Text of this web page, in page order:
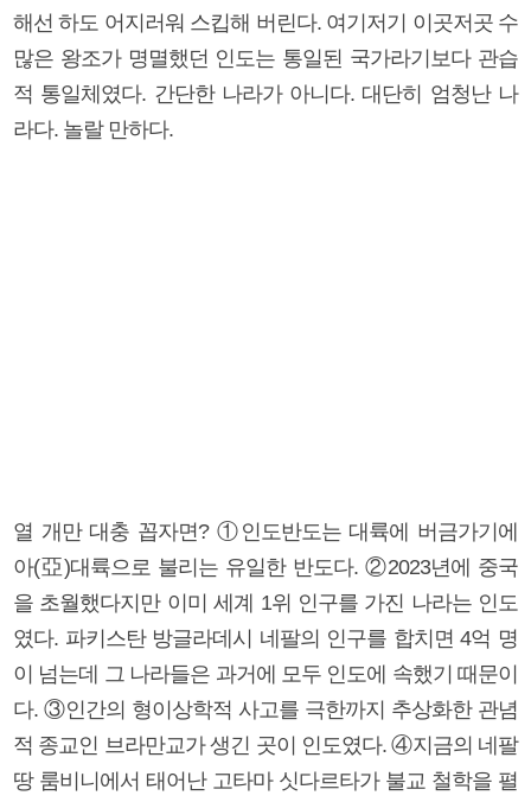
해선 하도 어지러워 스킵해 버린다. 여기저기 이곳저곳 수
많은 왕조가 명멸했던 인도는 통일된 국가라기보다 관습
적 통일체였다. 간단한 나라가 아니다. 대단히 엄청난 나
라다. 놀랄 만하다.
열 개만 대충 꼽자면? ①인도반도는 대륙에 버금가기에
아(亞)대륙으로 불리는 유일한 반도다. ②2023년에 중국
을 초월했다지만 이미 세계 1위 인구를 가진 나라는 인도
였다. 파키스탄 방글라데시 네팔의 인구를 합치면 4억 명
이 넘는데 그 나라들은 과거에 모두 인도에 속했기 때문이
다. ③인간의 형이상학적 사고를 극한까지 추상화한 관념
적 종교인 브라만교가 생긴 곳이 인도였다. ④지금의 네팔
땅 룸비니에서 태어난 고타마 싯다르타가 불교 철학을 펼